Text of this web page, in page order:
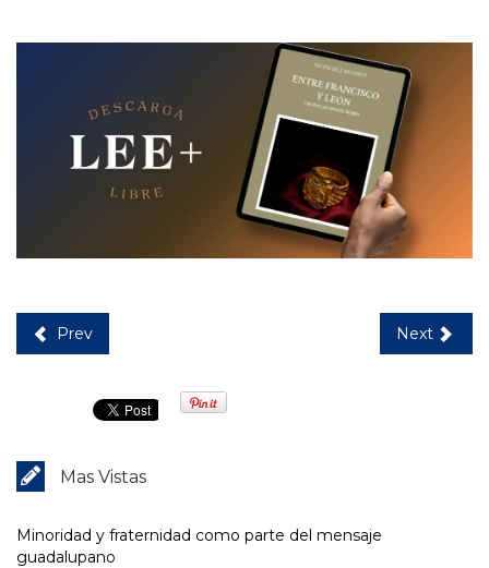
Prev Next
Mas Vistas
Minoridad y fraternidad como parte del mensaje
guadalupano